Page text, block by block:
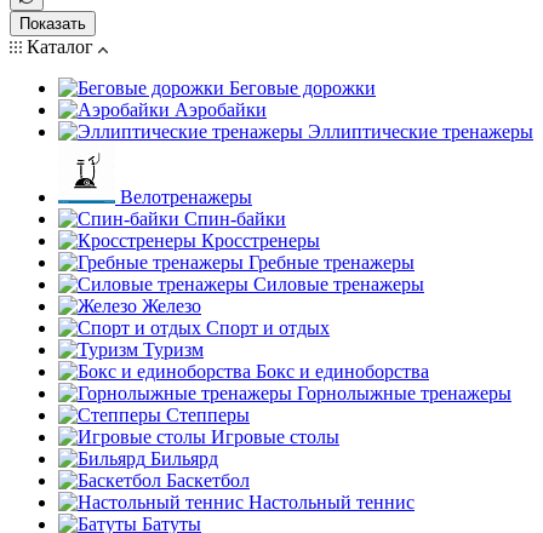
Показать
Каталог
Беговые дорожки
Аэробайки
Эллиптические тренажеры
Велотренажеры
Спин-байки
Кросстренеры
Гребные тренажеры
Силовые тренажеры
Железо
Спорт и отдых
Туризм
Бокс и единоборства
Горнолыжные тренажеры
Степперы
Игровые столы
Бильярд
Баскетбол
Настольный теннис
Батуты